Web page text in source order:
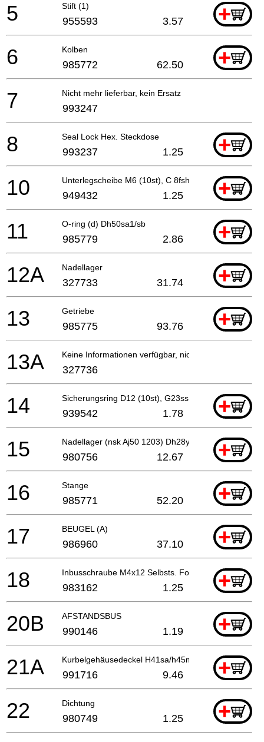
Stift (1) +
5 955593 3.57
Kolben +
6 985772 62.50
Nicht mehr lieferbar, kein Ersatz
7 993247
Seal Lock Hex. Steckdose +
8 993237 1.25
Unterlegscheibe M6 (10st), C 8fshe, C8fse, Cg18dl
+
10 949432 1.25
O-ring (d) Dh50sa1/sb +
11 985779 2.86
Nadellager +
12A 327733 31.74
Getriebe +
13 985775 93.76
Keine Informationen verfügbar, nicht bestellbar
13A 327736
Sicherungsring D12 (10st), G23ss +
14 939542 1.78
Nadellager (nsk Aj50 1203) Dh28y/dh40ma/mb u.a.
+
15 980756 12.67
Stange +
16 985771 52.20
BEUGEL (A) +
17 986960 37.10
Inbusschraube M4x12 Selbsts. For Switch Holder (t
+
18 983162 1.25
AFSTANDSBUS +
20B 990146 1.19
Kurbelgehäusedeckel H41sa/h45ma +
21A 991716 9.46
Dichtung +
22 980749 1.25